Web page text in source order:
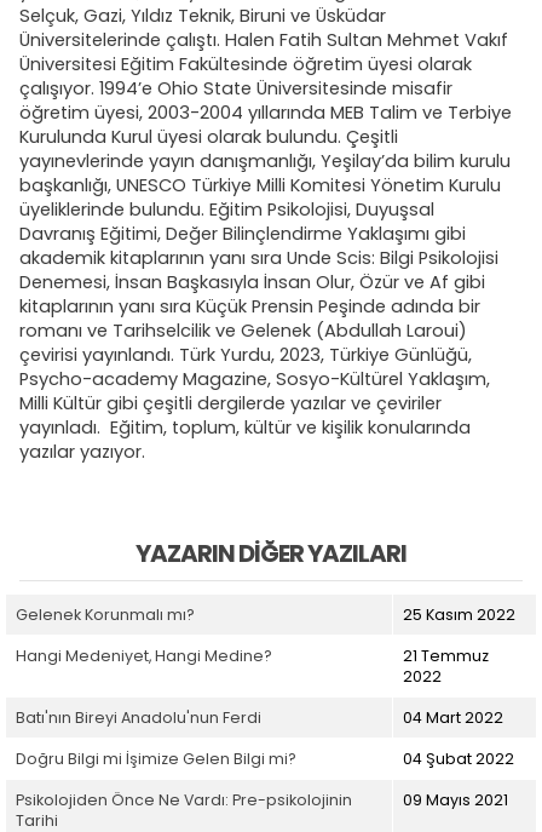
Selçuk, Gazi, Yıldız Teknik, Biruni ve Üsküdar
Üniversitelerinde çalıştı. Halen Fatih Sultan Mehmet Vakıf
Üniversitesi Eğitim Fakültesinde öğretim üyesi olarak
çalışıyor. 1994’e Ohio State Üniversitesinde misafir
öğretim üyesi, 2003-2004 yıllarında MEB Talim ve Terbiye
Kurulunda Kurul üyesi olarak bulundu. Çeşitli
yayınevlerinde yayın danışmanlığı, Yeşilay’da bilim kurulu
başkanlığı, UNESCO Türkiye Milli Komitesi Yönetim Kurulu
üyeliklerinde bulundu. Eğitim Psikolojisi, Duyuşsal
Davranış Eğitimi, Değer Bilinçlendirme Yaklaşımı gibi
akademik kitaplarının yanı sıra Unde Scis: Bilgi Psikolojisi
Denemesi, İnsan Başkasıyla İnsan Olur, Özür ve Af gibi
kitaplarının yanı sıra Küçük Prensin Peşinde adında bir
romanı ve Tarihselcilik ve Gelenek (Abdullah Laroui)
çevirisi yayınlandı. Türk Yurdu, 2023, Türkiye Günlüğü,
Psycho-academy Magazine, Sosyo-Kültürel Yaklaşım,
Milli Kültür gibi çeşitli dergilerde yazılar ve çeviriler
yayınladı. Eğitim, toplum, kültür ve kişilik konularında
yazılar yazıyor.
YAZARIN DIĞER YAZILARI
Gelenek Korunmalı mı?
25 Kasım 2022
Hangi Medeniyet, Hangi Medine?
21 Temmuz
2022
Batı'nın Bireyi Anadolu'nun Ferdi
04 Mart 2022
Doğru Bilgi mi İşimize Gelen Bilgi mi?
04 Şubat 2022
Psikolojiden Önce Ne Vardı: Pre-psikolojinin
Tarihi
09 Mayıs 2021